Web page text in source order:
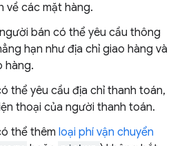
về các mặt hàng.
bán có thể yêu cầu thông
hạn như địa chỉ giao hàng và
hàng.
thể yêu cầu địa chỉ thanh toán,
thoại của người thanh toán.
thể thêm loại phí vận chuyển